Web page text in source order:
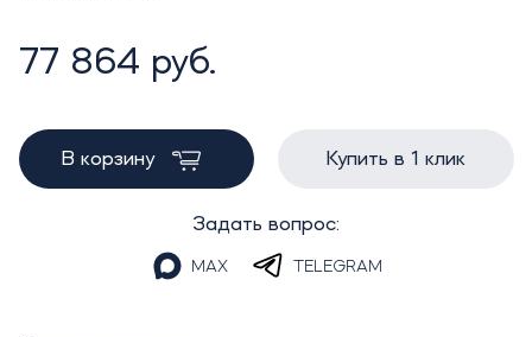
77 864 руб.
В корзину Купить в 1 клик
Задать вопрос:
MAX TELEGRAM